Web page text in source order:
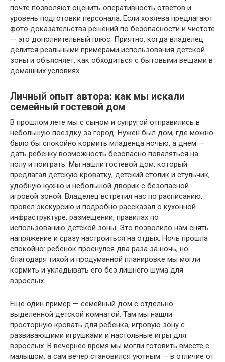
почте позволяют оценить оперативность ответов и
уровень подготовки персонала. Если хозяева предлагают
фото доказательства решений по безопасности и чистоте
— это дополнительный плюс. Приятно, когда владелец
делится реальными примерами использования детской
зоны и объясняет, как обходиться с бытовыми вещами в
домашних условиях.
Личный опыт автора: как мы искали
семейный гостевой дом
В прошлом лете мы с сыном и супругой отправились в
небольшую поездку за город. Нужен был дом, где можно
было бы спокойно кормить младенца ночью, а днем —
дать ребенку возможность безопасно поваляться на
полу и поиграть. Мы нашли гостевой дом, который
предлагал детскую кроватку, детский столик и стульчик,
удобную кухню и небольшой дворик с безопасной
игровой зоной. Владелец встретил нас по расписанию,
провел экскурсию и подробно рассказал о кухонной
инфраструктуре, размещении, правилах по
использованию детской зоны. Это позволило нам снять
напряжение и сразу настроиться на отдых. Ночь прошла
спокойно: ребенок проснулся два раза за ночь, но
благодаря тихой и продуманной планировке мы могли
кормить и укладывать его без лишнего шума для
взрослых.
Ещё один пример — семейный дом с отдельно
выделенной детской комнатой. Там мы нашли
просторную кровать для ребенка, игровую зону с
развивающими игрушками и настольные игры для
взрослых. В вечернее время мы могли готовить вместе с
малышом, а сам вечер становился уютным — в отличие от